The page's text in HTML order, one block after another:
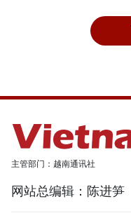
主管部门：越南通讯社
网站总编辑：陈进笋